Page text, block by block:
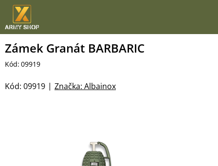
Přejít
obsah
Zámek Granát BARBARIC
Kód: 09919
Značka: Albainox
Kód: 09919